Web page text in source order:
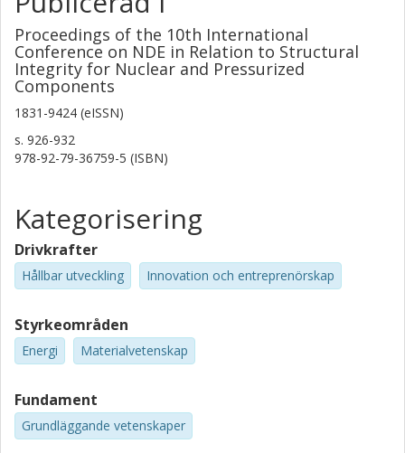
Proceedings of the 10th International
Conference on NDE in Relation to Structural
Integrity for Nuclear and Pressurized
Components
1831-9424 (eISSN)
s. 926-932
978-92-79-36759-5 (ISBN)
Kategorisering
Drivkrafter
Hållbar utveckling Innovation och entreprenörskap
Styrkeområden
Energi Materialvetenskap
Fundament
Grundläggande vetenskaper